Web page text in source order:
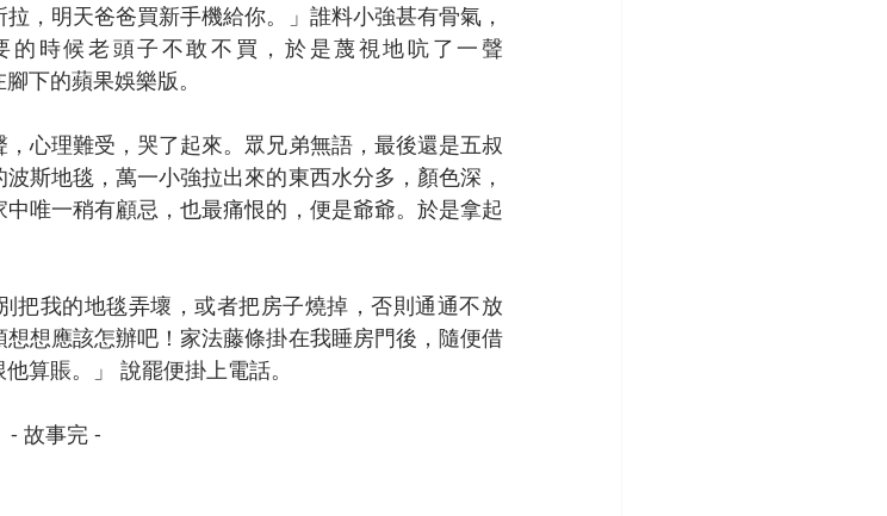
，明天爸爸買新手機給你。」誰料小強甚有骨氣，
時候老頭子不敢不買，於是蔑視地吭了一聲
下的蘋果娛樂版。
心理難受，哭了起來。眾兄弟無語，最後還是五叔
斯地毯，萬一小強拉出來的東西水分多，顏色深，
唯一稍有顧忌，也最痛恨的，便是爺爺。於是拿起
把我的地毯弄壞，或者把房子燒掉，否則通通不放
想應該怎辦吧！家法藤條掛在我睡房門後，隨便借
算賬。」 說罷便掛上電話。
- 故事完 -